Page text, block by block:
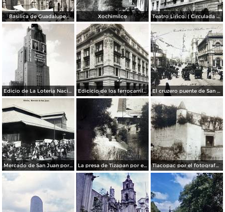
Basilica de Guadalupe. Xochimilco Teatro Lirico. ( Circulada el 1 de Agosto de 1926 ).
Edicio de La Loteria Nacional Ciudad de México Abril de 1964 Edicicio de los ferrocarriles. El cruzero puente de San Francisco y Guardiola por el fotografo Felix Miret.
Mercado de San Juan por el fotografo Felix Miret La presa de Tizapan por el fotografo Fernando Kososky. ( Circulada el 22 de Diembre de 1910 ). Tlacopac por el fotografo Hugo Brehme.